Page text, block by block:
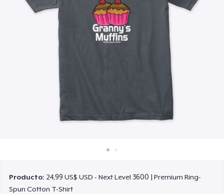
Venda en todas partes
Producto: 24,99 US$ USD - Next Level 3600 | Premium Ring-
Spun Cotton T-Shirt